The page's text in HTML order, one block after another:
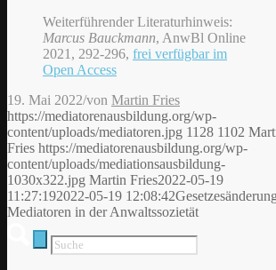
Weiterführender Literaturhinweis:
Marcus Bauckmann, AnwBl Online
2021, 292-296, frei verfügbar im
Open Access
19. Mai 2022/von Martin Fries
https://mediatorenausbildung.org/wp-
content/uploads/mediatoren.jpg 1128 1102
Fries https://mediatorenausbildung.org/wp-
content/uploads/mediationsausbildung-
1030x322.jpg Martin Fries2022-05-19
11:27:192022-05-19 12:08:42
Mediatoren in der Anwaltssozietät